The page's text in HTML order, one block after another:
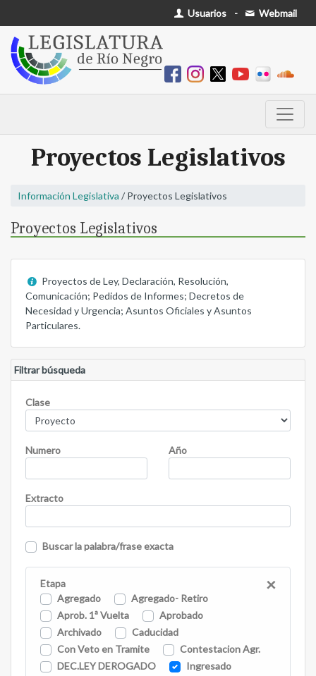
Usuarios - Webmail
Proyectos Legislativos
Información Legislativa / Proyectos Legislativos
Proyectos Legislativos
Proyectos de Ley, Declaración, Resolución,
Comunicación; Pedidos de Informes; Decretos de
Necesidad y Urgencia; Asuntos Oficiales y Asuntos
Particulares.
Filtrar búsqueda
Clase
Numero Año
Extracto
Buscar la palabra/frase exacta
×
Etapa
Agregado
Agregado- Retiro
Aprob. 1ª Vuelta
Aprobado
Archivado
Caducidad
Con Veto en Tramite
Contestacion Agr.
DEC.LEY DEROGADO
Ingresado